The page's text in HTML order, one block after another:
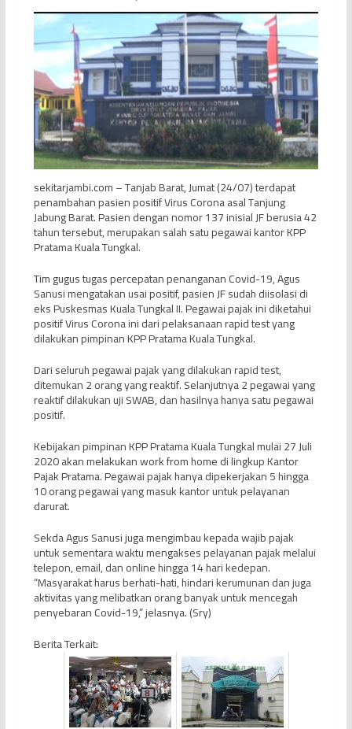
sekitarjambi.com – Tanjab Barat, Jumat (24/07) terdapat
penambahan pasien positif Virus Corona asal Tanjung
Jabung Barat. Pasien dengan nomor 137 inisial JF berusia 42
tahun tersebut, merupakan salah satu pegawai kantor KPP
Pratama Kuala Tungkal.
Tim gugus tugas percepatan penanganan Covid-19, Agus
Sanusi mengatakan usai positif, pasien JF sudah diisolasi di
eks Puskesmas Kuala Tungkal II. Pegawai pajak ini diketahui
positif Virus Corona ini dari pelaksanaan rapid test yang
dilakukan pimpinan KPP Pratama Kuala Tungkal.
Dari seluruh pegawai pajak yang dilakukan rapid test,
ditemukan 2 orang yang reaktif. Selanjutnya 2 pegawai yang
reaktif dilakukan uji SWAB, dan hasilnya hanya satu pegawai
positif.
Kebijakan pimpinan KPP Pratama Kuala Tungkal mulai 27 Juli
2020 akan melakukan work from home di lingkup Kantor
Pajak Pratama. Pegawai pajak hanya dipekerjakan 5 hingga
10 orang pegawai yang masuk kantor untuk pelayanan
darurat.
Sekda Agus Sanusi juga mengimbau kepada wajib pajak
untuk sementara waktu mengakses pelayanan pajak melalui
telepon, email, dan online hingga 14 hari kedepan.
“Masyarakat harus berhati-hati, hindari kerumunan dan juga
aktivitas yang melibatkan orang banyak untuk mencegah
penyebaran Covid-19,” jelasnya. (Sry)
Berita Terkait: